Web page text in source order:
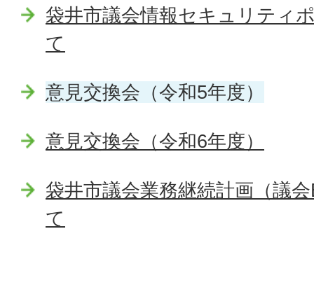
袋井市議会情報セキュリティ
て
意見交換会（令和5年度）
意見交換会（令和6年度）
袋井市議会業務継続計画（議
て